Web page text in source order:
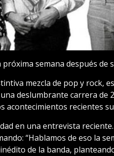
semana después de
mezcla de pop y rock,
deslumbrante carrera de
acontecimientos recientes
en una entrevista
“Hablamos de eso la
de la banda,